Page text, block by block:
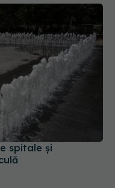
spitale și